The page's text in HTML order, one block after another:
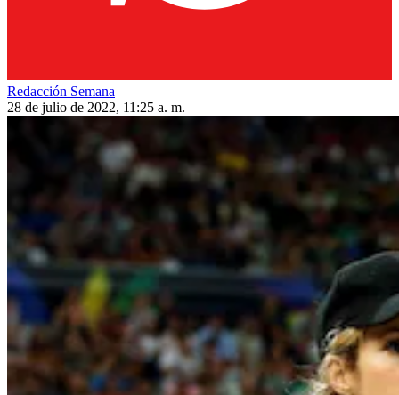
Redacción Semana
28 de julio de 2022, 11:25 a. m.